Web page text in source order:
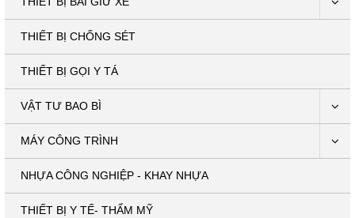
THIẾT BỊ CHỐNG SÉT
THIẾT BỊ GỌI Y TÁ
VẬT TƯ BAO BÌ
MÁY CÔNG TRÌNH
NHỰA CÔNG NGHIỆP - KHAY NHỰA
THIẾT BỊ Y TẾ- THẨM MỸ